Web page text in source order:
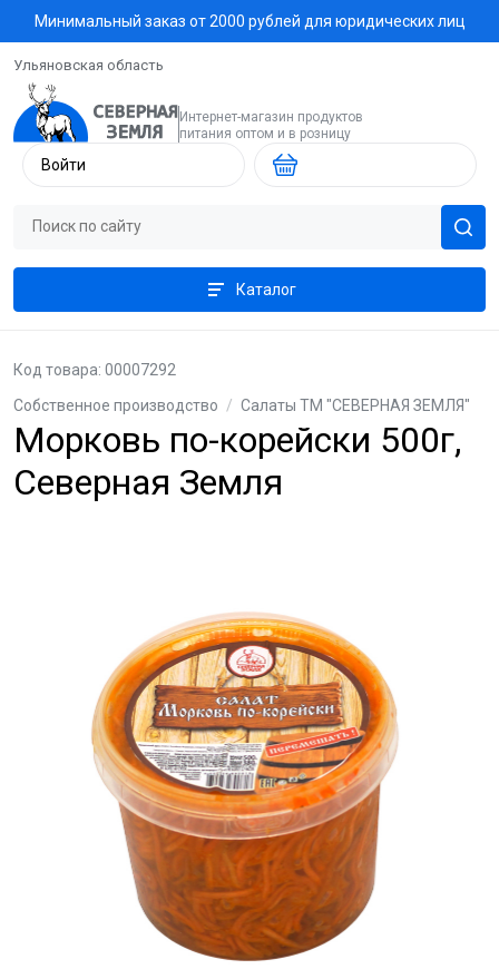
Минимальный заказ от 2000 рублей для юридических лиц
Ульяновская область
Интернет-магазин продуктов
питания оптом и в розницу
Войти
Каталог
Собственное производство / Салаты ТМ "СЕВЕРНАЯ ЗЕМЛЯ"
Морковь по-корейски 500г,
Северная Земля
Код товара: 00007292